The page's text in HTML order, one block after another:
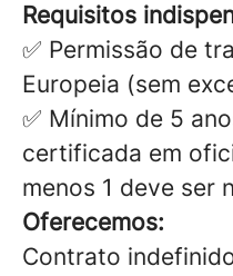
Requisitos
✅ Permissão de
Europeia (sem
✅ Mínimo de 5
certificada em
menos 1 deve ser
Oferecemos:
Contrato